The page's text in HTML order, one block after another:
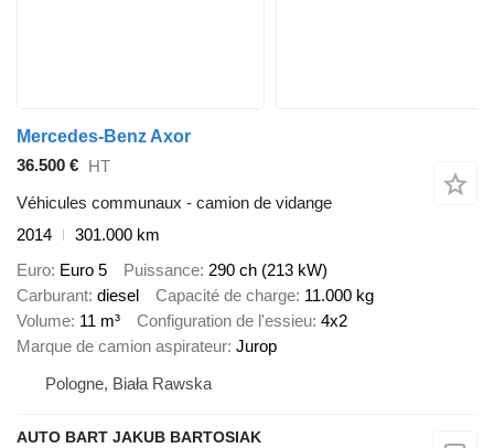
Mercedes-Benz Axor
36.500 € HT
Véhicules communaux - camion de vidange
2014
301.000 km
Euro Euro 5 Puissance 290 ch (213 kW)
Carburant diesel Capacité de charge 11.000 kg
Volume 11 m³ Configuration de l'essieu 4x2
Marque de camion aspirateur Jurop
Pologne, Biała Rawska
AUTO BART JAKUB BARTOSIAK